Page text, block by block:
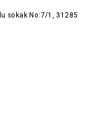
sokak No:7/1, 31285